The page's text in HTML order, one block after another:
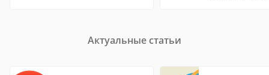
Актуальные статьи